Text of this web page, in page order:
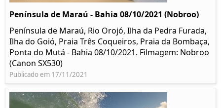
Península de Maraú - Bahia 08/10/2021 (Nobroo)
Península de Maraú, Rio Orojó, Ilha da Pedra Furada,
Ilha do Goió, Praia Três Coqueiros, Praia da Bombaça,
Ponta do Mutá - Bahia 08/10/2021. Filmagem: Nobroo
(Canon SX530)
Publicado em 17/11/2021